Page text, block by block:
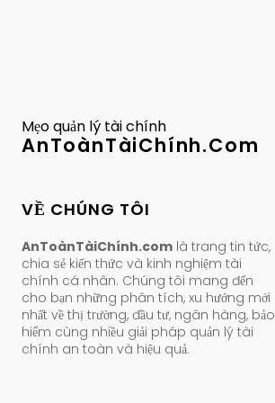
Mẹo quản lý tài chính
AnToànTàiChính.Com
VỀ CHÚNG TÔI
AnToànTàiChính.com là trang tin tức,
chia sẻ kiến thức và kinh nghiệm tài
chính cá nhân. Chúng tôi mang đến
cho bạn những phân tích, xu hướng mới
nhất về thị trường, đầu tư, ngân hàng, bảo
hiểm cùng nhiều giải pháp quản lý tài
chính an toàn và hiệu quả.